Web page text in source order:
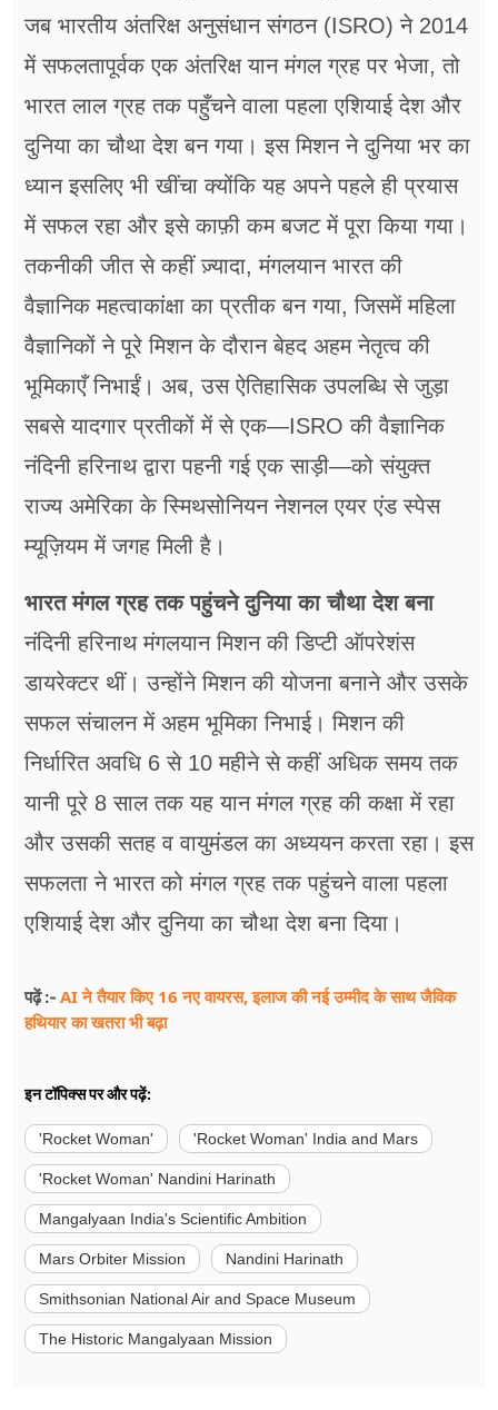
जब भारतीय अंतरिक्ष अनुसंधान संगठन (ISRO) ने 2014
में सफलतापूर्वक एक अंतरिक्ष यान मंगल ग्रह पर भेजा, तो
भारत लाल ग्रह तक पहुँचने वाला पहला एशियाई देश और
दुनिया का चौथा देश बन गया। इस मिशन ने दुनिया भर का
ध्यान इसलिए भी खींचा क्योंकि यह अपने पहले ही प्रयास
में सफल रहा और इसे काफ़ी कम बजट में पूरा किया गया।
तकनीकी जीत से कहीं ज़्यादा, मंगलयान भारत की
वैज्ञानिक महत्वाकांक्षा का प्रतीक बन गया, जिसमें महिला
वैज्ञानिकों ने पूरे मिशन के दौरान बेहद अहम नेतृत्व की
भूमिकाएँ निभाईं। अब, उस ऐतिहासिक उपलब्धि से जुड़ा
सबसे यादगार प्रतीकों में से एक—ISRO की वैज्ञानिक
नंदिनी हरिनाथ द्वारा पहनी गई एक साड़ी—को संयुक्त
राज्य अमेरिका के स्मिथसोनियन नेशनल एयर एंड स्पेस
म्यूज़ियम में जगह मिली है।
भारत मंगल ग्रह तक पहुंचने दुनिया का चौथा देश बना
नंदिनी हरिनाथ मंगलयान मिशन की डिप्टी ऑपरेशंस
डायरेक्टर थीं। उन्होंने मिशन की योजना बनाने और उसके
सफल संचालन में अहम भूमिका निभाई। मिशन की
निर्धारित अवधि 6 से 10 महीने से कहीं अधिक समय तक
यानी पूरे 8 साल तक यह यान मंगल ग्रह की कक्षा में रहा
और उसकी सतह व वायुमंडल का अध्ययन करता रहा। इस
सफलता ने भारत को मंगल ग्रह तक पहुंचने वाला पहला
एशियाई देश और दुनिया का चौथा देश बना दिया।
पढ़ें :- AI ने तैयार किए 16 नए वायरस, इलाज की नई उम्मीद के साथ जैविक
हथियार का खतरा भी बढ़ा
इन टॉपिक्स पर और पढ़ें:
'Rocket Woman' 'Rocket Woman' India and Mars
'Rocket Woman' Nandini Harinath
Mangalyaan India's Scientific Ambition
Mars Orbiter Mission Nandini Harinath
Smithsonian National Air and Space Museum
The Historic Mangalyaan Mission